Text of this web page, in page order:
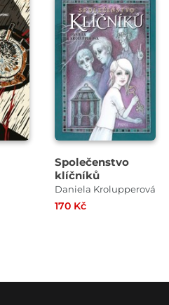
Společenstvo
klíčníků
Daniela Krolupperová
170 Kč